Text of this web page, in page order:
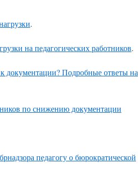
.
на педагогических работников.
документации? Подробные ответы на
по снижению документации
педагогу о бюрократической